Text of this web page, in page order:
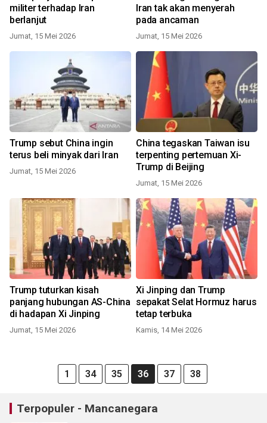
militer terhadap Iran
berlanjut
Jumat, 15 Mei 2026
Iran tak akan menyerah
pada ancaman
Jumat, 15 Mei 2026
Trump sebut China ingin
terus beli minyak dari Iran
Jumat, 15 Mei 2026
China tegaskan Taiwan isu
terpenting pertemuan Xi-
Trump di Beijing
Jumat, 15 Mei 2026
Trump tuturkan kisah
panjang hubungan AS-China
di hadapan Xi Jinping
Jumat, 15 Mei 2026
Xi Jinping dan Trump
sepakat Selat Hormuz harus
tetap terbuka
Kamis, 14 Mei 2026
1 34 35 36 37 38
Terpopuler - Mancanegara